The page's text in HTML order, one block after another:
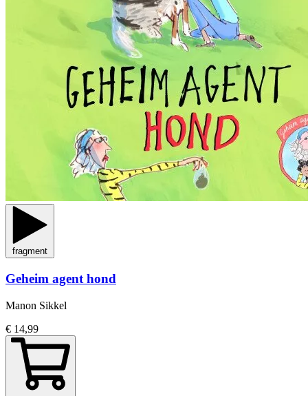
fragment
Geheim agent hond
Manon Sikkel
€ 14,99